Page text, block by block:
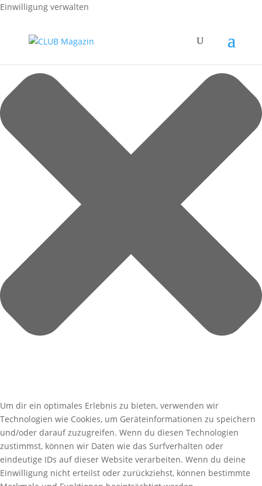
Einwilligung verwalten
Um dir ein optimales Erlebnis zu bieten, verwenden wir
Technologien wie Cookies, um Geräteinformationen zu speichern
und/oder darauf zuzugreifen. Wenn du diesen Technologien
zustimmst, können wir Daten wie das Surfverhalten oder
eindeutige IDs auf dieser Website verarbeiten. Wenn du deine
Einwilligung nicht erteilst oder zurückziehst, können bestimmte